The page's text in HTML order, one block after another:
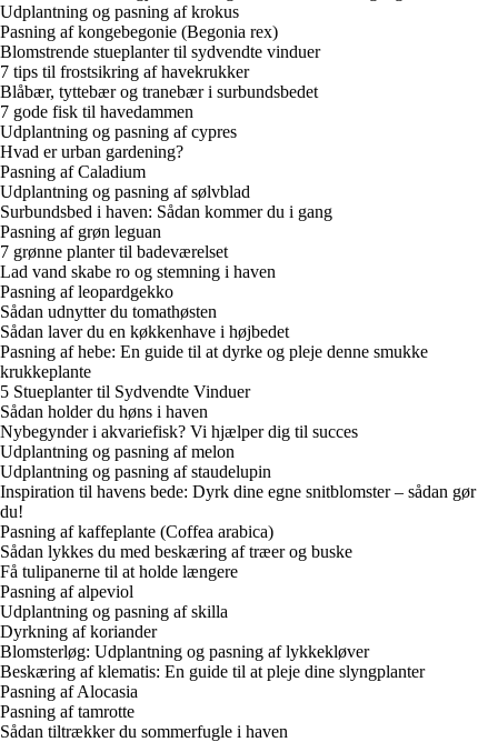
Udplantning og pasning af krokus
Pasning af kongebegonie (Begonia rex)
Blomstrende stueplanter til sydvendte vinduer
7 tips til frostsikring af havekrukker
Blåbær, tyttebær og tranebær i surbundsbedet
7 gode fisk til havedammen
Udplantning og pasning af cypres
Hvad er urban gardening?
Pasning af Caladium
Udplantning og pasning af sølvblad
Surbundsbed i haven: Sådan kommer du i gang
Pasning af grøn leguan
7 grønne planter til badeværelset
Lad vand skabe ro og stemning i haven
Pasning af leopardgekko
Sådan udnytter du tomathøsten
Sådan laver du en køkkenhave i højbedet
Pasning af hebe: En guide til at dyrke og pleje denne smukke
krukkeplante
5 Stueplanter til Sydvendte Vinduer
Sådan holder du høns i haven
Nybegynder i akvariefisk? Vi hjælper dig til succes
Udplantning og pasning af melon
Udplantning og pasning af staudelupin
Inspiration til havens bede: Dyrk dine egne snitblomster – sådan gør
du!
Pasning af kaffeplante (Coffea arabica)
Sådan lykkes du med beskæring af træer og buske
Få tulipanerne til at holde længere
Pasning af alpeviol
Udplantning og pasning af skilla
Dyrkning af koriander
Blomsterløg: Udplantning og pasning af lykkekløver
Beskæring af klematis: En guide til at pleje dine slyngplanter
Pasning af Alocasia
Pasning af tamrotte
Sådan tiltrækker du sommerfugle i haven